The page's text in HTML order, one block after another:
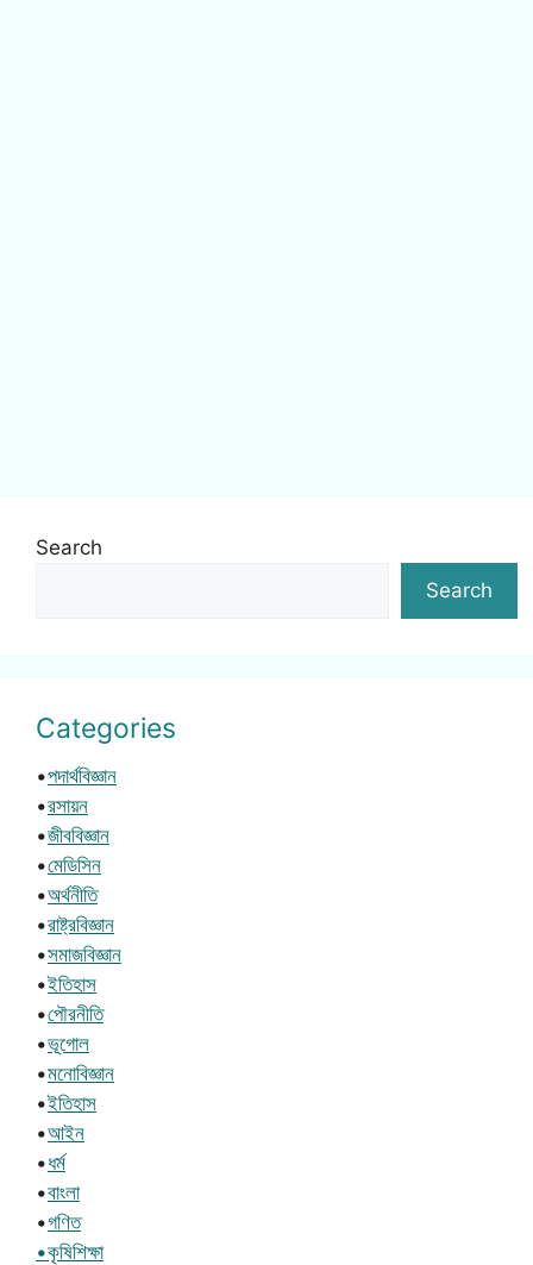
Search
Search
Categories
•পদার্থবিজ্ঞান
•রসায়ন
•জীববিজ্ঞান
•মেডিসিন
•অর্থনীতি
•রাষ্ট্রবিজ্ঞান
•সমাজবিজ্ঞান
•ইতিহাস
•পৌরনীতি
•ভূগোল
•মনোবিজ্ঞান
•ইতিহাস
•আইন
•ধর্ম
•বাংলা
•গণিত
•কৃষিশিক্ষা